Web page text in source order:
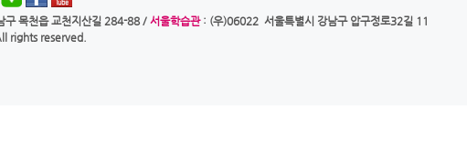
목천읍 교천지산길 284-88 / 서울학습관: (우)06022 서울특별시 강남구 압구정로32길 11
rights reserved.